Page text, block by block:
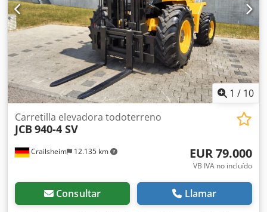
1 / 10
Crailsheim 12.135 km
Carretilla elevadora todoterreno
JCB 940-4 SV
EUR 79.000
VB IVA no incluído
Consultar Llamar